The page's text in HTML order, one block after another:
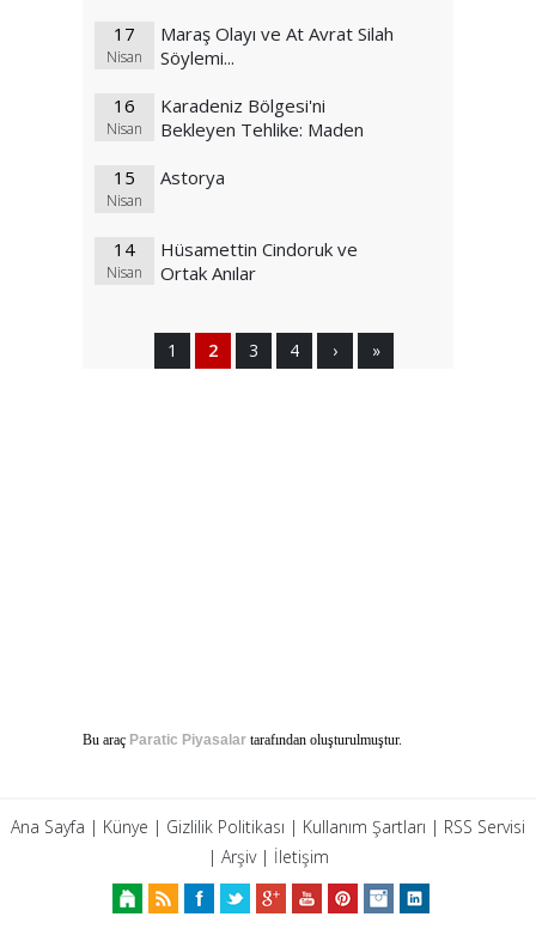
17
Nisan
Maraş Olayı ve At Avrat Silah
Söylemi...
16
Nisan
Karadeniz Bölgesi'ni
Bekleyen Tehlike: Maden
15
Nisan
Astorya
14
Nisan
Hüsamettin Cindoruk ve
Ortak Anılar
1 2 3 4 › »
Bu araç Paratic Piyasalar tarafından oluşturulmuştur.
Ana Sayfa | Künye | Gizlilik Politikası | Kullanım Şartları | RSS Servisi
| Arşiv| İletişim